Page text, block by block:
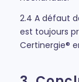
2.4 A défaut
est toujours
Certinergie®